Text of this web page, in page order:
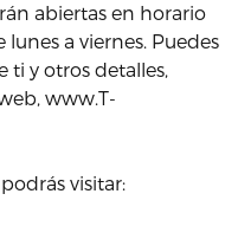
abiertas en horario
a viernes. Puedes
ti y otros detalles,
www.T-
visitar: